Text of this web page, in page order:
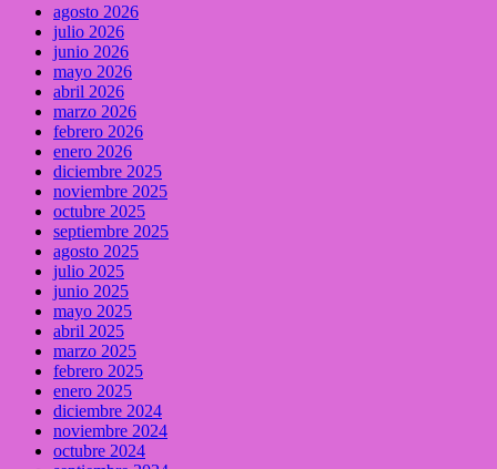
agosto 2026
julio 2026
junio 2026
mayo 2026
abril 2026
marzo 2026
febrero 2026
enero 2026
diciembre 2025
noviembre 2025
octubre 2025
septiembre 2025
agosto 2025
julio 2025
junio 2025
mayo 2025
abril 2025
marzo 2025
febrero 2025
enero 2025
diciembre 2024
noviembre 2024
octubre 2024